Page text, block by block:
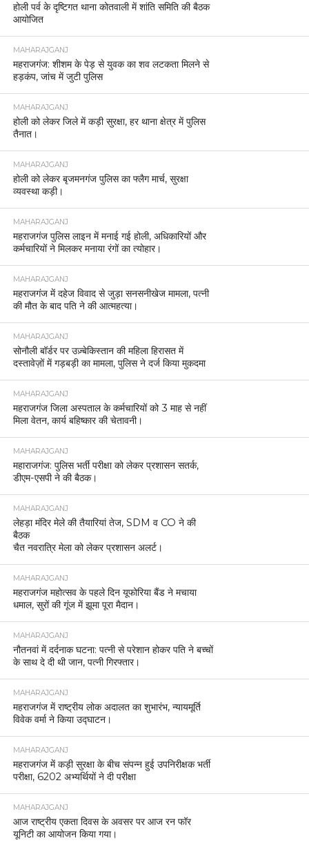
होली पर्व के दृष्टिगत थाना कोतवाली में शांति समिति की बैठक
आयोजित
MAHARAJGANJ
महराजगंज: शीशम के पेड़ से युवक का शव लटकता मिलने से
हड़कंप, जांच में जुटी पुलिस
MAHARAJGANJ
होली को लेकर जिले में कड़ी सुरक्षा, हर थाना क्षेत्र में पुलिस
तैनात।
MAHARAJGANJ
होली को लेकर बृजमनगंज पुलिस का फ्लैग मार्च, सुरक्षा
व्यवस्था कड़ी।
MAHARAJGANJ
महराजगंज पुलिस लाइन में मनाई गई होली, अधिकारियों और
कर्मचारियों ने मिलकर मनाया रंगों का त्योहार।
MAHARAJGANJ
महराजगंज में दहेज विवाद से जुड़ा सनसनीखेज मामला, पत्नी
की मौत के बाद पति ने की आत्महत्या।
MAHARAJGANJ
सोनौली बॉर्डर पर उज़्बेकिस्तान की महिला हिरासत में
दस्तावेज़ों में गड़बड़ी का मामला, पुलिस ने दर्ज किया मुकदमा
MAHARAJGANJ
महराजगंज जिला अस्पताल के कर्मचारियों को 3 माह से नहीं
मिला वेतन, कार्य बहिष्कार की चेतावनी।
MAHARAJGANJ
महाराजगंज: पुलिस भर्ती परीक्षा को लेकर प्रशासन सतर्क,
डीएम-एसपी ने की बैठक।
MAHARAJGANJ
लेहड़ा मंदिर मेले की तैयारियां तेज, SDM व CO ने की
बैठक
चैत नवरात्रि मेला को लेकर प्रशासन अलर्ट।
MAHARAJGANJ
महराजगंज महोत्सव के पहले दिन यूफोरिया बैंड ने मचाया
धमाल, सुरों की गूंज में झूमा पूरा मैदान।
MAHARAJGANJ
नौतनवां में दर्दनाक घटना: पत्नी से परेशान होकर पति ने बच्चों
के साथ दे दी थी जान, पत्नी गिरफ्तार।
MAHARAJGANJ
महराजगंज में राष्ट्रीय लोक अदालत का शुभारंभ, न्यायमूर्ति
विवेक वर्मा ने किया उद्घाटन।
MAHARAJGANJ
महराजगंज में कड़ी सुरक्षा के बीच संपन्न हुई उपनिरीक्षक भर्ती
परीक्षा, 6202 अभ्यर्थियों ने दी परीक्षा
MAHARAJGANJ
आज राष्ट्रीय एकता दिवस के अवसर पर आज रन फॉर
यूनिटी का आयोजन किया गया।